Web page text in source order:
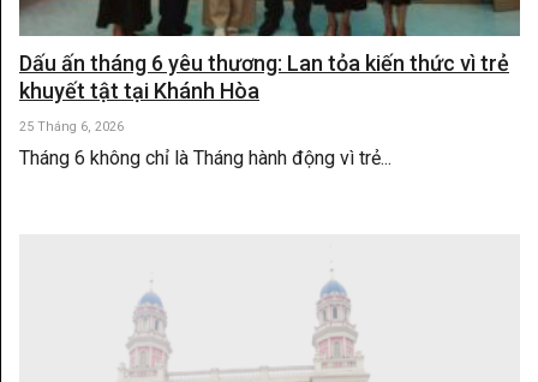
Dấu ấn tháng 6 yêu thương: Lan tỏa kiến thức vì trẻ
khuyết tật tại Khánh Hòa
25 Tháng 6, 2026
Tháng 6 không chỉ là Tháng hành động vì trẻ...